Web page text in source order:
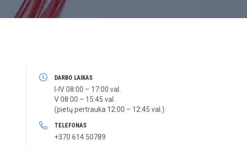
DARBO LAIKAS
I-IV 08:00 – 17:00 val.
V 08:00 – 15:45 val.
(pietų pertrauka 12:00 – 12:45 val.)
TELEFONAS
+370 614 50789